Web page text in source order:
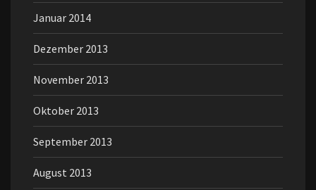
Januar 2014
Dezember 2013
November 2013
Oktober 2013
September 2013
August 2013